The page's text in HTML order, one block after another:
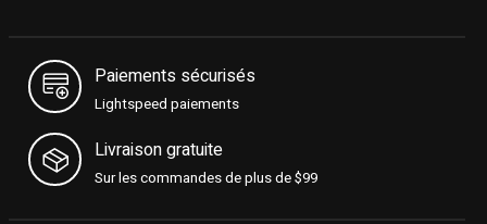
Paiements sécurisés
Lightspeed paiements
Livraison gratuite
Sur les commandes de plus de $99